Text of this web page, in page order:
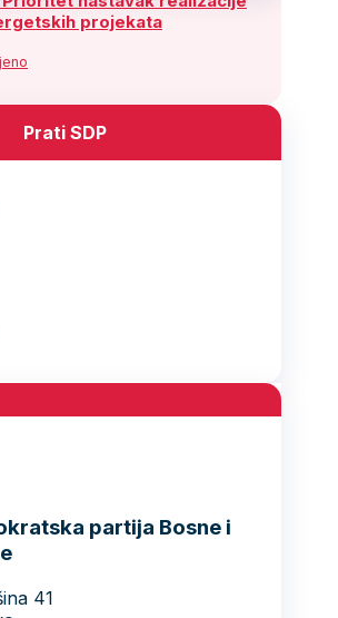
projekata
Prati SDP
partija Bosne i
41